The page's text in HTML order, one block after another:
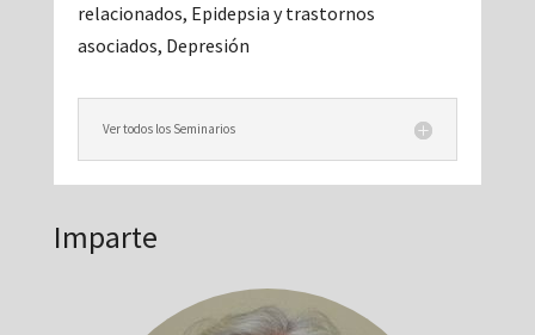
relacionados, Epidepsia y trastornos
asociados, Depresión
Ver todos los Seminarios
Imparte